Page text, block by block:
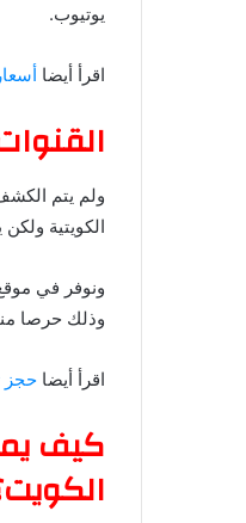
يوتيوب.
اقرأ أيضا
ولم يتم
الكويتية
وذلك حرصا
اقرأ أيضا حجز
كيف